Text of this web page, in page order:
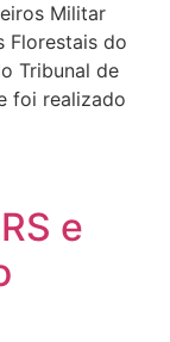
Militar
Florestais do
Tribunal de
foi realizado
e